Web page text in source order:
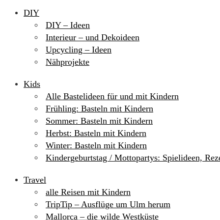
DIY
DIY – Ideen
Interieur – und Dekoideen
Upcycling – Ideen
Nähprojekte
Kids
Alle Bastelideen für und mit Kindern
Frühling: Basteln mit Kindern
Sommer: Basteln mit Kindern
Herbst: Basteln mit Kindern
Winter: Basteln mit Kindern
Kindergeburtstag / Mottopartys: Spielideen,
Travel
alle Reisen mit Kindern
TripTip – Ausflüge um Ulm herum
Mallorca – die wilde Westküste